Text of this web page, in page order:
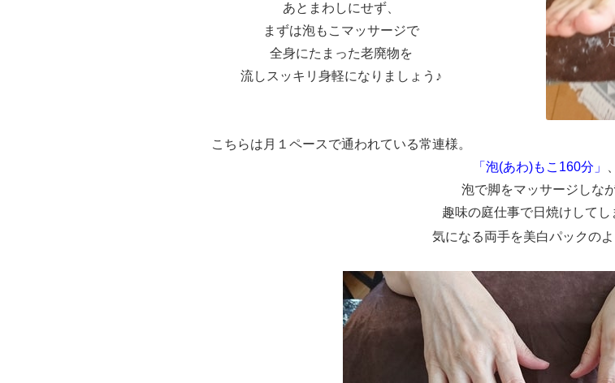
あとまわしにせず、
まずは泡もこマッサージで
全身にたまった老廃物を
流しスッキリ身軽になりましょう♪
こちらは月１ペースで通われている常連様。
「泡(あわ)もこ160分」
泡で脚をマッサージしな
趣味の庭仕事で日焼けしてし
気になる両手を美白パックの